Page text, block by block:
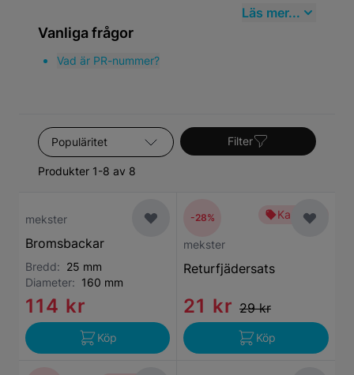
karossstruktur. Först introducerad 1978 och tillverkad
fram till 1998, har Saab 900 blivit en kultklassiker
bland bilentusiaster. Saabs kompromisslösa fokus på
kvalitet och innovation lyser igenom i 900-serien,
Läs mer...
Vanliga frågor
Vad är PR-nummer?
Sortera efter
Produkter 1-8 av 8
Filter
mekster
Bromsbackar
Bredd: 25 mm
Diameter: 160 mm
114 kr
Köp
Kampanj
mekster
Returfjädersats
21 kr 29 kr
-28%
Köp